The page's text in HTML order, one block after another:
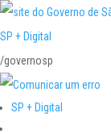
SP + Digital
/governosp
SP + Digital